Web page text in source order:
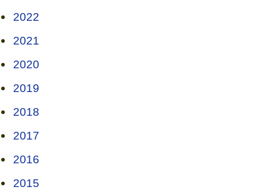
2022
2021
2020
2019
2018
2017
2016
2015